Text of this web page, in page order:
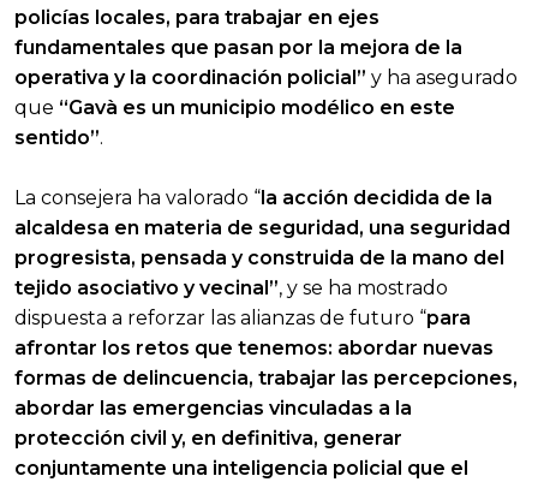
policías locales, para trabajar en ejes
fundamentales que pasan por la mejora de la
operativa y la coordinación policial” y ha asegurado
que “Gavà es un municipio modélico en este
sentido”.
La consejera ha valorado “la acción decidida de la
alcaldesa en materia de seguridad, una seguridad
progresista, pensada y construida de la mano del
tejido asociativo y vecinal”, y se ha mostrado
dispuesta a reforzar las alianzas de futuro “para
afrontar los retos que tenemos: abordar nuevas
formas de delincuencia, trabajar las percepciones,
abordar las emergencias vinculadas a la
protección civil y, en definitiva, generar
conjuntamente una inteligencia policial que el